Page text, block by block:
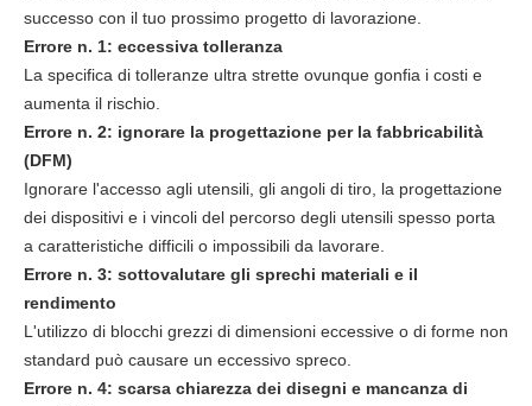
successo con il tuo prossimo progetto di lavorazione.
Errore n. 1: eccessiva tolleranza
La specifica di tolleranze ultra strette ovunque gonfia i costi e
aumenta il rischio.
Errore n. 2: ignorare la progettazione per la fabbricabilità
(DFM)
Ignorare l'accesso agli utensili, gli angoli di tiro, la progettazione
dei dispositivi e i vincoli del percorso degli utensili spesso porta
a caratteristiche difficili o impossibili da lavorare.
Errore n. 3: sottovalutare gli sprechi materiali e il
rendimento
L'utilizzo di blocchi grezzi di dimensioni eccessive o di forme non
standard può causare un eccessivo spreco.
Errore n. 4: scarsa chiarezza dei disegni e mancanza di